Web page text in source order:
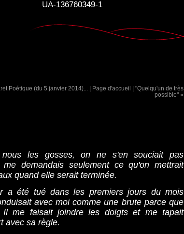
UA-136760349-1
Poétique (du 5 janvier 2014)... | Page d'accueil | "Quelqu'un de très
possible" »
les gosses, on ne s'en souciait pas
me demandais seulement ce qu'on mettrait
quand elle serait terminée.
a été tué dans les premiers jours du mois
avec moi comme une brute parce que
Il me faisait joindre les doigts et me tapait
avec sa règle.